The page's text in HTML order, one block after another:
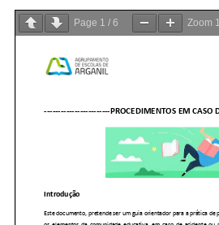
Page 1 / 6 Zoom